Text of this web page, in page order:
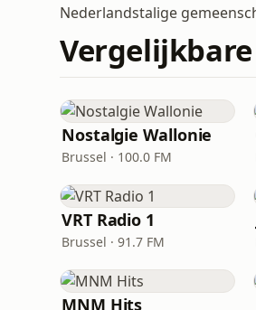
Nederlandstalige
Nostalgie Wallonie
Brussel · 100.0 FM
VRT Radio 1
Brussel · 91.7 FM
MNM Hits